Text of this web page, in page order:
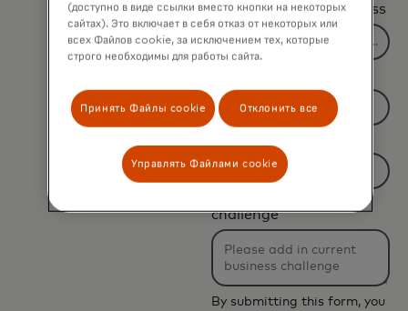
*Business Email Address
Filtering
will
be
applied
after
3
challenge
By submitting this form, you
(доступно в виде ссылки вместо кнопки на некоторых
сайтах). Это включает в себя отказ от некоторых или
всех Файлов cookie, за исключением тех, которые
строго необходимы для работы сайта.
Принять Файлы cookie Отклонить все
Управлять Файлами cookie